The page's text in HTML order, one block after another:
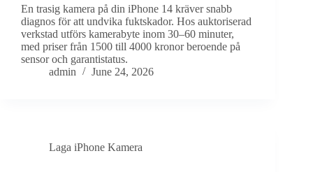
En trasig kamera på din iPhone 14 kräver snabb
diagnos för att undvika fuktskador. Hos auktoriserad
verkstad utförs kamerabyte inom 30–60 minuter,
med priser från 1500 till 4000 kronor beroende på
sensor och garantistatus.
admin
June 24, 2026
Laga iPhone Kamera